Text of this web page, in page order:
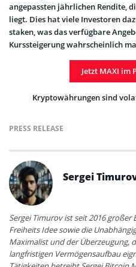
angepassten jährlichen Rendite,
liegt. Dies hat viele Investoren
staken, was das verfügbare
Kurssteigerung wahrscheinlich
Jetzt MAXI im
Kryptowährungen sind
PRESS RELEASE
Sergei
Sergei Timurov ist seit 2016
Freiheits Idee sowie die
Maximalist und der Überzeugung,
langfristigen Vermögensaufbau